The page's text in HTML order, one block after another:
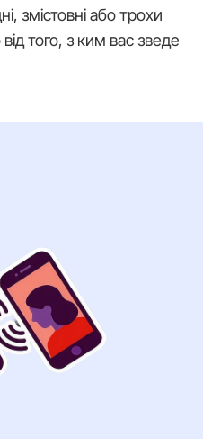
змістовні або трохи
того, з ким вас зведе